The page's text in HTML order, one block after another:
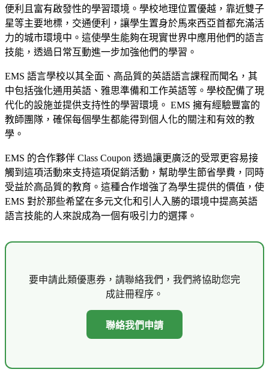
便利且富有啟發性的學習環境。學校地理位置優越，靠近雙子
星等主要地標，交通便利，讓學生置身於馬來西亞首都充滿活
力的城市環境中。這使學生能夠在現實世界中應用他們的語言
技能，透過日常互動進一步加強他們的學習。
EMS 語言學校以其全面、高品質的英語語言課程而聞名，其
中包括強化通用英語、雅思準備和工作英語等。學校配備了現
代化的設施並提供支持性的學習環境。 EMS 擁有經驗豐富的
教師團隊，確保每個學生都能得到個人化的關注和有效的教
學。
EMS 的合作夥伴 Class Coupon 透過讓更廣泛的受眾更容易接
觸到這項活動來支持這項促銷活動，幫助學生節省學費，同時
受益於高品質的教育。這種合作增強了為學生提供的價值，使
EMS 對於那些希望在多元文化和引人入勝的環境中提高英語
語言技能的人來說成為一個有吸引力的選擇。
要申請此類優惠券，請聯絡我們，我們將協助您完
成註冊程序。
聯絡我們申請